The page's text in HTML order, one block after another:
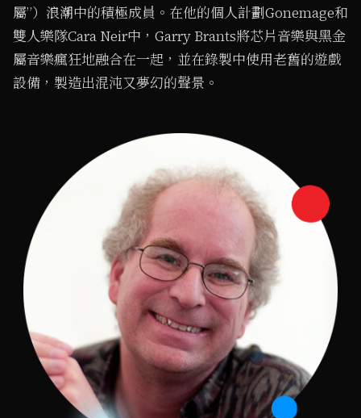
屬”）浪潮中的積極成員。在他的個人計劃Gonemage和
雙人樂隊Cara Neir中，Garry Brants將芯片音樂與黑金
屬音樂瘋狂地融合在一起，並在錄製中使用老舊的遊戲
設備，製造出混沌又夢幻的聲景。